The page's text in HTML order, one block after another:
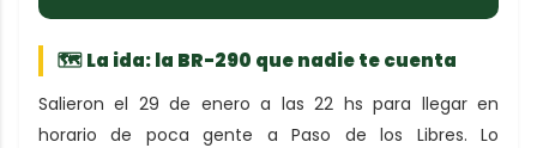
🗺 La ida: la BR-290 que nadie te cuenta
Salieron el 29 de enero a las 22 hs para llegar en
horario de poca gente a Paso de los Libres. Lo